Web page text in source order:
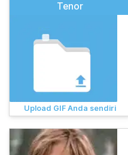
Tenor
Upload GIF Anda sendiri